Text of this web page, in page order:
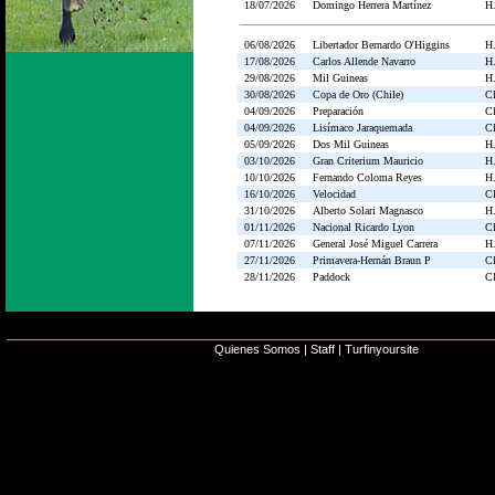
18/07/2026 Domingo Herrera Martínez
06/08/2026 Libertador Bernardo O'Higgins
17/08/2026
Carlos Allende Navarro
29/08/2026
Mil Guineas
30/08/2026
Copa de Oro (Chile)
04/09/2026
Preparación
04/09/2026
Lisímaco Jaraquemada
05/09/2026
Dos Mil Guineas
03/10/2026
Gran Criterium Mauricio
10/10/2026
Fernando Coloma Reyes
16/10/2026
Velocidad
31/10/2026
Alberto Solari Magnasco
01/11/2026
Nacional Ricardo Lyon
07/11/2026
General José Miguel Carrera
27/11/2026
Primavera-Hernán Braun P
28/11/2026
Paddock
Quienes Somos | Staff | Turfinyoursite